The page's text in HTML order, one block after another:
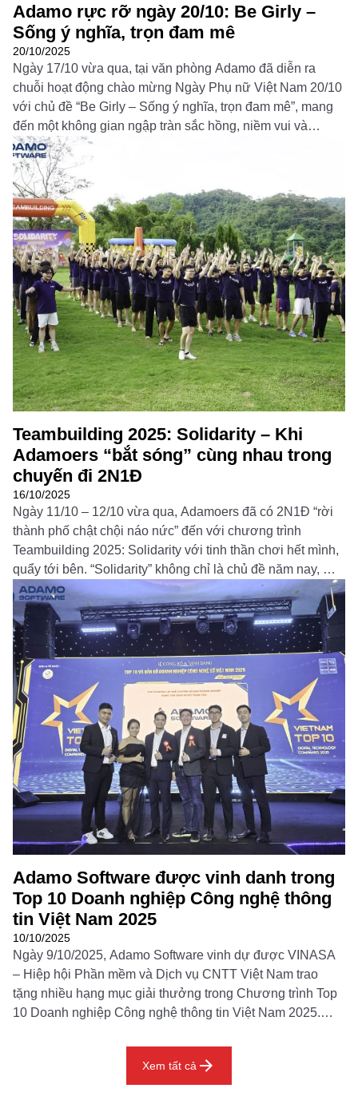
Adamo rực rỡ ngày 20/10: Be Girly –
Sống ý nghĩa, trọn đam mê
20/10/2025
Ngày 17/10 vừa qua, tại văn phòng Adamo đã diễn ra
chuỗi hoạt động chào mừng Ngày Phụ nữ Việt Nam 20/10
với chủ đề “Be Girly – Sống ý nghĩa, trọn đam mê”, mang
đến một không gian ngập tràn sắc hồng, niềm vui và
những khoảnh khắc đáng nhớ dành riêng cho các […]
Đọc thêm
Teambuilding 2025: Solidarity – Khi
Adamoers “bắt sóng” cùng nhau trong
chuyến đi 2N1Đ
16/10/2025
Ngày 11/10 – 12/10 vừa qua, Adamoers đã có 2N1Đ “rời
thành phố chật chội náo nức” đến với chương trình
Teambuilding 2025: Solidarity với tinh thần chơi hết mình,
quẩy tới bên. “Solidarity” không chỉ là chủ đề năm nay, mà
còn là cách chúng mình cùng nhau kết nối, gắn kết những
khoảnh […]
Đọc thêm
Adamo Software được vinh danh trong
Top 10 Doanh nghiệp Công nghệ thông
tin Việt Nam 2025
10/10/2025
Ngày 9/10/2025, Adamo Software vinh dự được VINASA
– Hiệp hội Phần mềm và Dịch vụ CNTT Việt Nam trao
tặng nhiều hạng mục giải thưởng trong Chương trình Top
10 Doanh nghiệp Công nghệ thông tin Việt Nam 2025.
doanh nghiệp công […]
Xem tất cả